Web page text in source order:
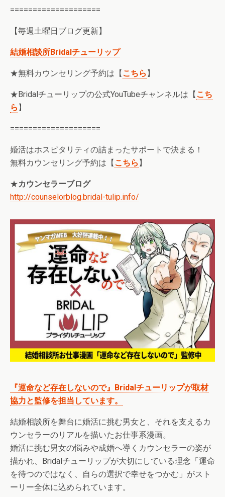
====================
【毎週土曜日ブログ更新】
結婚相談所Bridalチューリップ
★無料カウンセリング予約は【 こちら 】
★Bridalチューリップの公式YouTubeチャンネルは【 こち
ら 】
====================
婚活はホスピタリティの詰まったサポートで決まる！
無料カウンセリング予約は【 こちら 】
★カウンセラーブログ
http://counselorblog.bridal-tulip.info/
『運命など存在しないので』Bridalチューリップが取材
協力と監修を担当しています。
結婚相談所を舞台に婚活に挑む男女と、それを支えるカ
ウンセラーのリアルを描いたお仕事系漫画。
婚活に挑む男女の悩みや成婚へ導くカウンセラーの姿が
描かれ、Bridalチューリップが大切にしている理念「運命
を待つのではなく、自らの選択で幸せをつかむ」がスト
ーリー全体に込められています。